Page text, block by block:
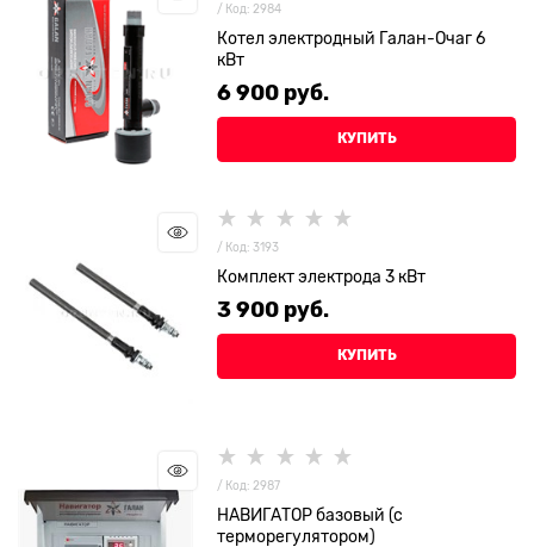
/ Код: 2984
Котел электродный Галан-Очаг 6
кВт
6 900 руб.
КУПИТЬ
/ Код: 3193
Комплект электрода 3 кВт
3 900 руб.
КУПИТЬ
/ Код: 2987
НАВИГАТОР базовый (с
терморегулятором)